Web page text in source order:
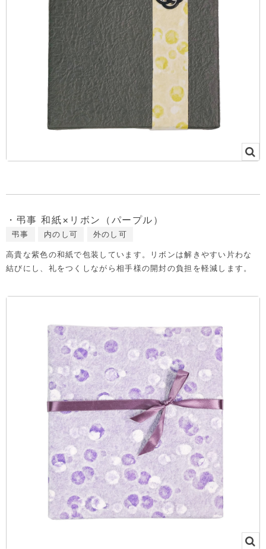
・弔事 和紙×リボン（パープル）
弔事 内のし可 外のし可
高貴な紫色の和紙で包装しています。リボンは解きやすい片わな
結びにし、礼をつくしながら相手様の開封の負担を軽減します。